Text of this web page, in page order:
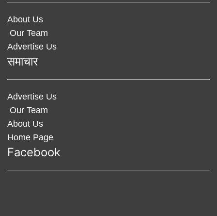
About Us
Our Team
Advertise Us
समाचार
Advertise Us
Our Team
About Us
Home Page
Facebook